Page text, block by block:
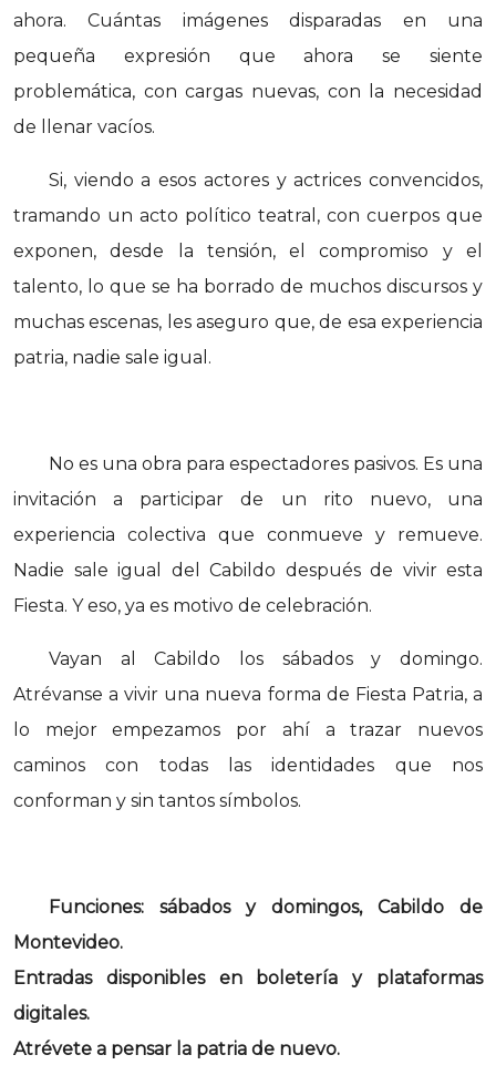
ahora. Cuántas imágenes disparadas en una
pequeña expresión que ahora se siente
problemática, con cargas nuevas, con la necesidad
de llenar vacíos.
Si, viendo a esos actores y actrices convencidos,
tramando un acto político teatral, con cuerpos que
exponen, desde la tensión, el compromiso y el
talento, lo que se ha borrado de muchos discursos y
muchas escenas, les aseguro que, de esa experiencia
patria, nadie sale igual.
No es una obra para espectadores pasivos. Es una
invitación a participar de un rito nuevo, una
experiencia colectiva que conmueve y remueve.
Nadie sale igual del Cabildo después de vivir esta
Fiesta. Y eso, ya es motivo de celebración.
Vayan al Cabildo los sábados y domingo.
Atrévanse a vivir una nueva forma de Fiesta Patria, a
lo mejor empezamos por ahí a trazar nuevos
caminos con todas las identidades que nos
conforman y sin tantos símbolos.
Funciones: sábados y domingos, Cabildo de
Montevideo.
Entradas disponibles en boletería y plataformas
digitales.
Atrévete a pensar la patria de nuevo.